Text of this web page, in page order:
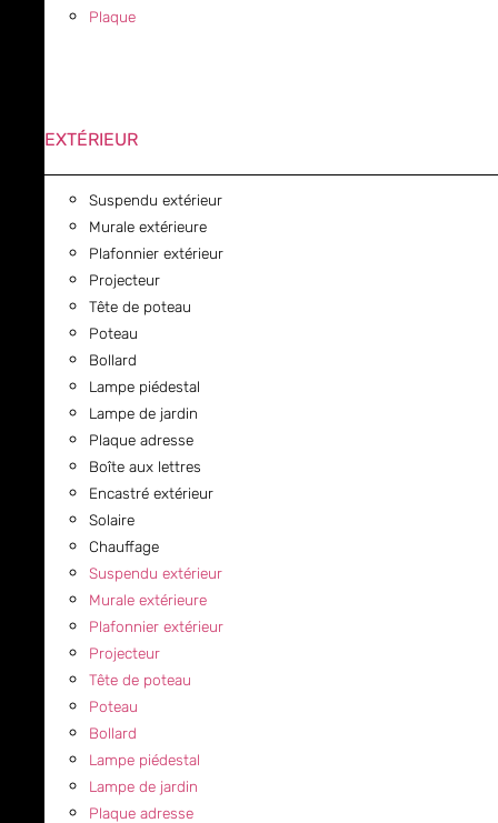
Plaque
EXTÉRIEUR
Suspendu extérieur
Murale extérieure
Plafonnier extérieur
Projecteur
Tête de poteau
Poteau
Bollard
Lampe piédestal
Lampe de jardin
Plaque adresse
Boîte aux lettres
Encastré extérieur
Solaire
Chauffage
Suspendu extérieur
Murale extérieure
Plafonnier extérieur
Projecteur
Tête de poteau
Poteau
Bollard
Lampe piédestal
Lampe de jardin
Plaque adresse